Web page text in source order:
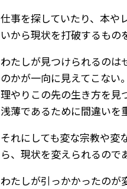
仕事を探していたり、本や
いから現状を打破するもの
わたしが見つけられるのは
のかが一向に見えてこない
理やりこの先の生き方を見
浅薄であるために間違いを
それにしても変な宗教や変
ら、現状を変えられるので
わたしが引っかかったのが